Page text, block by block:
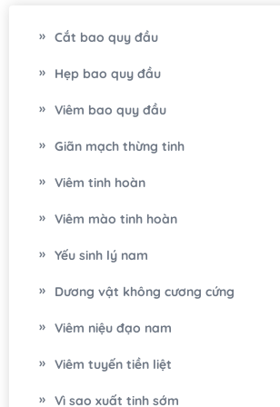
Cắt bao quy đầu
Hẹp bao quy đầu
Viêm bao quy đầu
Giãn mạch thừng tinh
Viêm tinh hoàn
Viêm mào tinh hoàn
Yếu sinh lý nam
Dương vật không cương cứng
Viêm niệu đạo nam
Viêm tuyến tiền liệt
Vì sao xuất tinh sớm